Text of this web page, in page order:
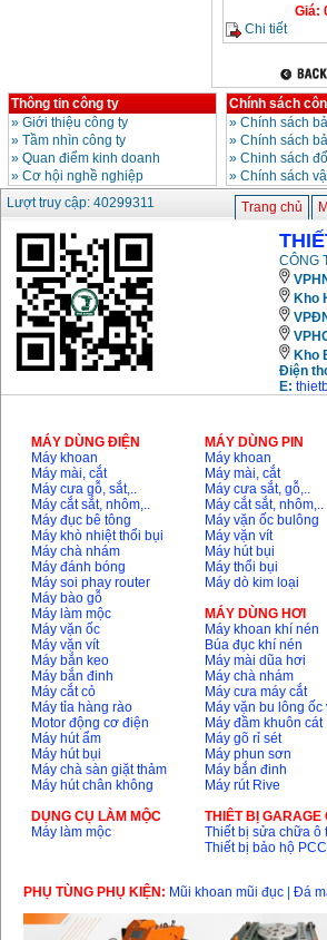
Giá:
Chi tiết
Thông tin công ty
» Giới thiệu công ty
» Tầm nhìn công ty
» Quan điểm kinh doanh
» Cơ hội nghề nghiệp
Chính sách
» Chính sách
» Chính sách
» Chinh sách
» Chính sách
Lượt truy cập: 40299311
Trang chủ
CÔNG
Kho
Kho
Điện
E:
MÁY DÙNG ĐIỆN
Máy khoan
Máy mài, cắt
Máy cưa gỗ, sắt,..
Máy cắt sắt, nhôm,..
Máy đục bê tông
Máy khò nhiệt thổi bụi
Máy chà nhám
Máy đánh bóng
Máy soi phay router
Máy bào gỗ
Máy làm mộc
Máy vặn ốc
Máy vặn vít
Máy bắn keo
Máy bắn đinh
Máy cắt cỏ
Máy tỉa hàng rào
Motor động cơ điện
Máy hút ẩm
Máy hút bụi
Máy chà sàn giặt thảm
Máy hút chân không
DỤNG CỤ LÀM MỘC
Máy làm mộc
MÁY DÙNG PIN
Máy khoan
Máy mài, cắt
Máy cưa sắt, gỗ,..
Máy cắt sắt, nhôm,..
Máy vặn ốc bulông
Máy vặn vít
Máy hút bụi
Máy thổi bụi
Máy dò kim loại
MÁY DÙNG HƠI
Máy khoan khí nén
Búa đục khí nén
Máy mài dũa hơi
Máy chà nhám
Máy cưa máy cắt
Máy vặn bu lông ốc
Máy đầm khuôn cát
Máy gõ rỉ sét
Máy phun sơn
Máy bắn đinh
Máy rút Rive
THIÊT BỊ GARAGE
Thiết bị sửa chữa ô
Thiết bị bảo hộ
PHỤ TÙNG PHỤ KIỆN: Mũi khoan mũi đục Đá